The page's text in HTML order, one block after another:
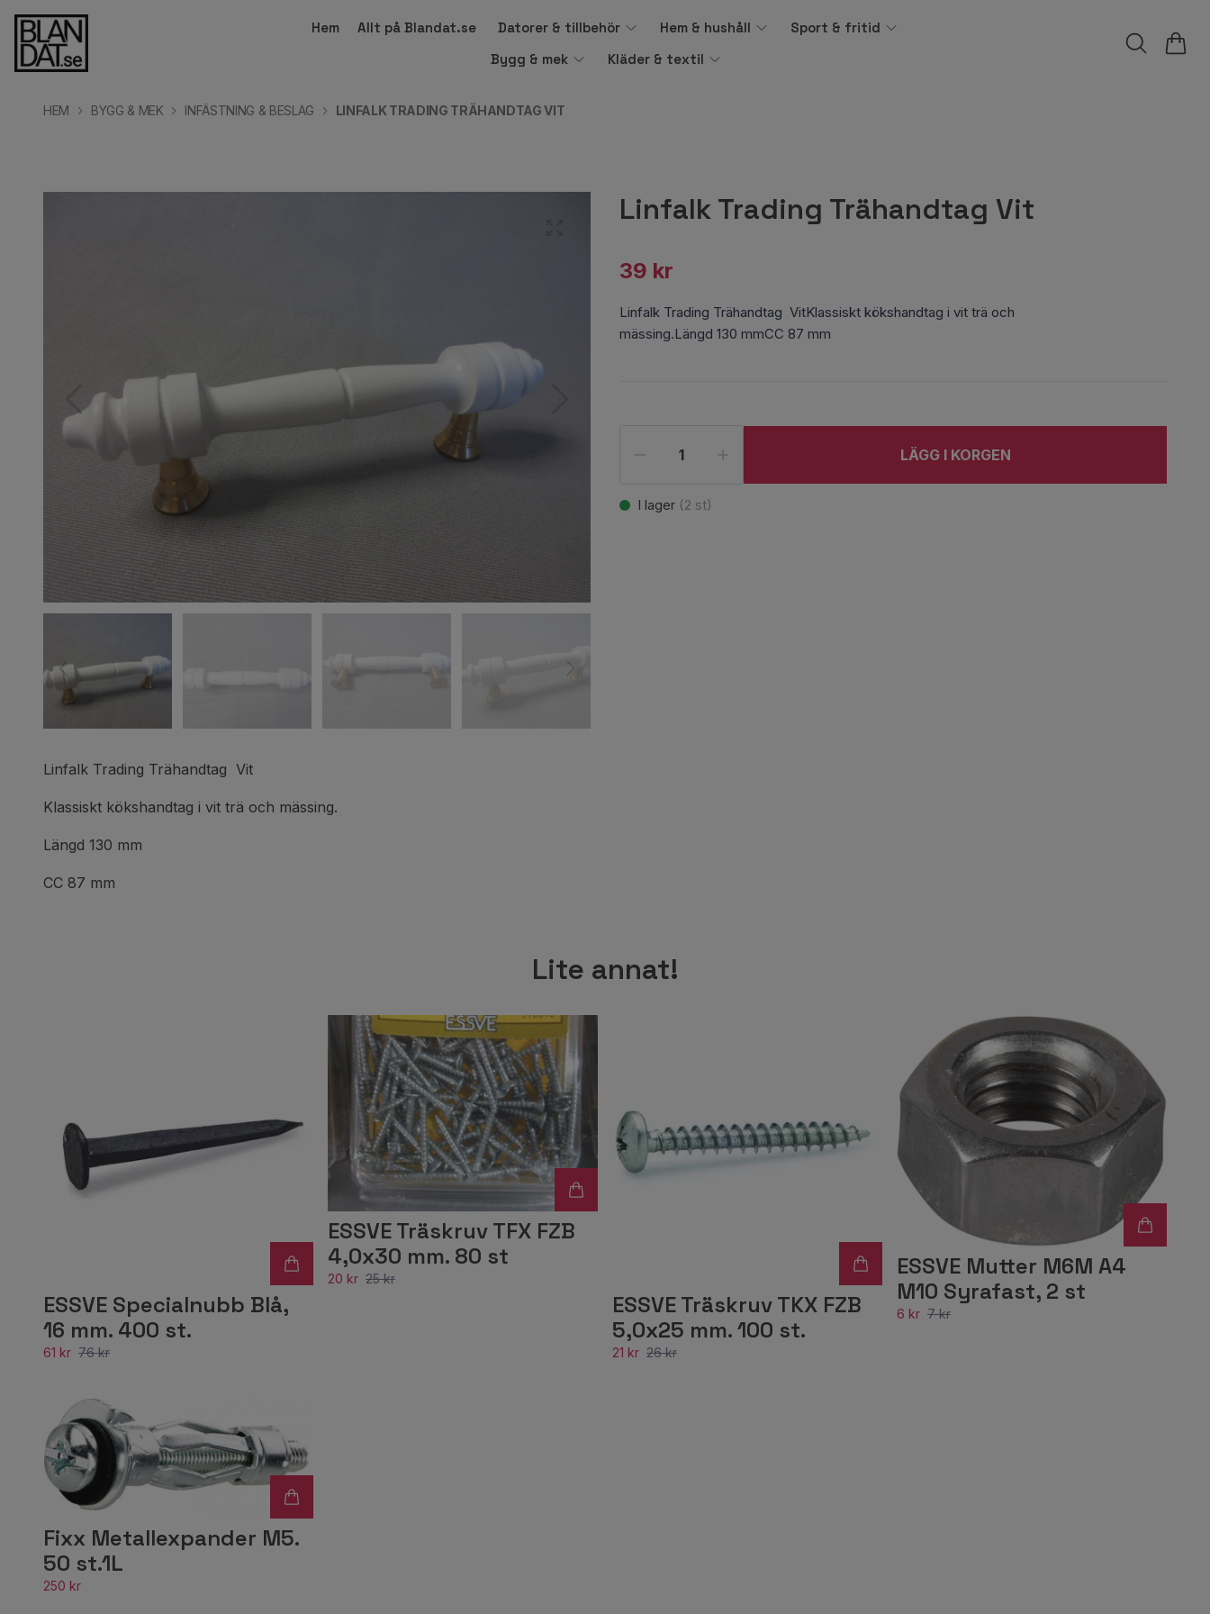
Hem Allt på Blandat.se Datorer & tillbehör Hem & hushåll
Sport & fritid
Bygg & mek
Kläder & textil
HEM BYGG & MEK INFÄSTNING & BESLAG LINFALK TRADING TRÄHANDTAG VIT
Linfalk Trading Trähandtag Vit
39 kr
Linfalk Trading Trähandtag VitKlassiskt kökshandtag i vit trä och
mässing.Längd 130 mmCC 87 mm
LÄGG I KORGEN
I lager (2 st)
Linfalk Trading Trähandtag Vit
Klassiskt kökshandtag i vit trä och mässing.
Längd 130 mm
CC 87 mm
Lite annat!
ESSVE Specialnubb Blå,
16 mm. 400 st.
61 kr 76 kr
ESSVE Träskruv TFX FZB
4,0x30 mm. 80 st
20 kr 25 kr
ESSVE Träskruv TKX FZB
5,0x25 mm. 100 st.
21 kr 26 kr
ESSVE Mutter M6M A4
M10 Syrafast, 2 st
6 kr 7 kr
Fixx Metallexpander M5.
50 st.1L
250 kr